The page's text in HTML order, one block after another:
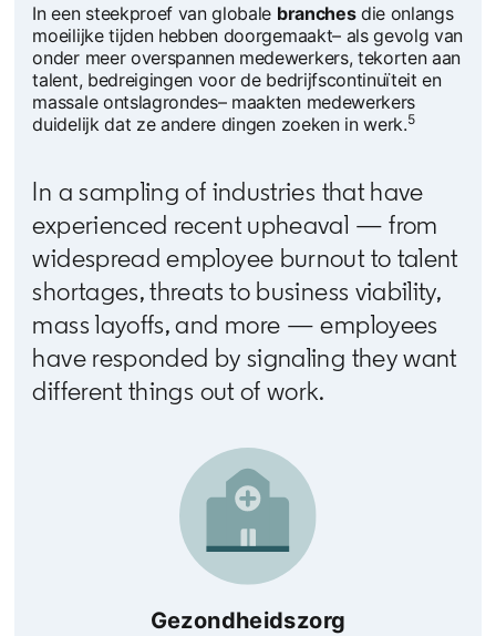
In een steekproef van globale branchesdie onlangs
moeilijke tijden hebben doorgemaakt– als gevolg van
onder meer overspannen medewerkers, tekorten aan
talent, bedreigingen voor de bedrijfscontinuïteit en
massale ontslagrondes– maakten medewerkers
duidelijk dat ze andere dingen zoeken in werk.5
In a sampling of industries that have
experienced recent upheaval — from
widespread employee burnout to talent
shortages, threats to business viability,
mass layoffs, and more — employees
have responded by signaling they want
different things out of work.
Gezondheidszorg